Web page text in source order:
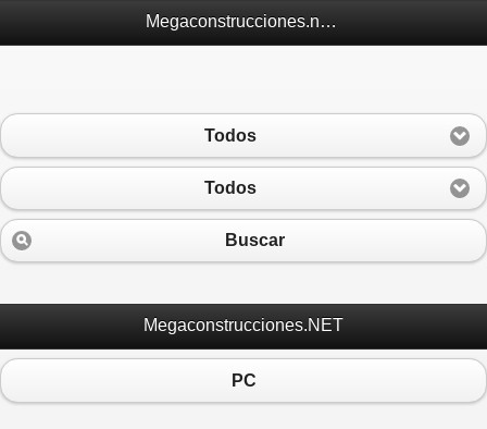
Megaconstrucciones.net Móvil
Todos
Todos
Buscar
Megaconstrucciones.NET
PC